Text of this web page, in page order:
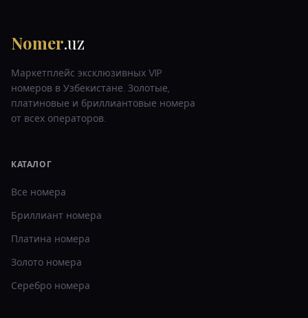
Nomer.uz
Маркетплейс эксклюзивных VIP
номеров в Узбекистане. Золотые,
платиновые и бриллиантовые номера
от всех операторов.
КАТАЛОГ
Все номера
Бриллиант номера
Платина номера
Золото номера
Серебро номера